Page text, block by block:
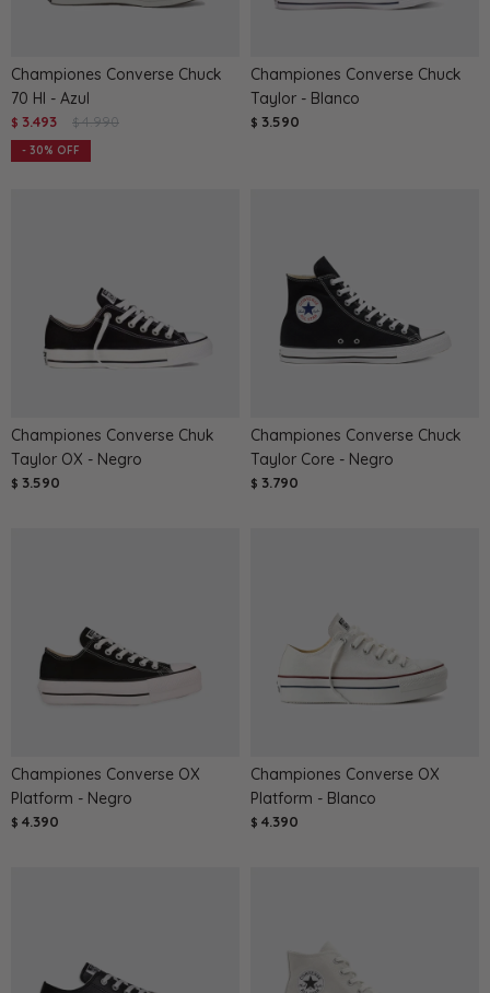
Championes Converse Chuck
70 HI - Azul
$ 3.493 $ 4.990
30
Championes Converse Chuck
Taylor - Blanco
$ 3.590
Championes Converse Chuk
Taylor OX - Negro
$ 3.590
Championes Converse Chuck
Taylor Core - Negro
$ 3.790
Championes Converse OX
Platform - Negro
$ 4.390
Championes Converse OX
Platform - Blanco
$ 4.390